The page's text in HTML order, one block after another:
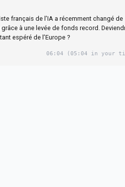
français de l’IA a récemment changé de
à une levée de fonds record.
espéré de l’Europe ?
06:04 (05:04 in your